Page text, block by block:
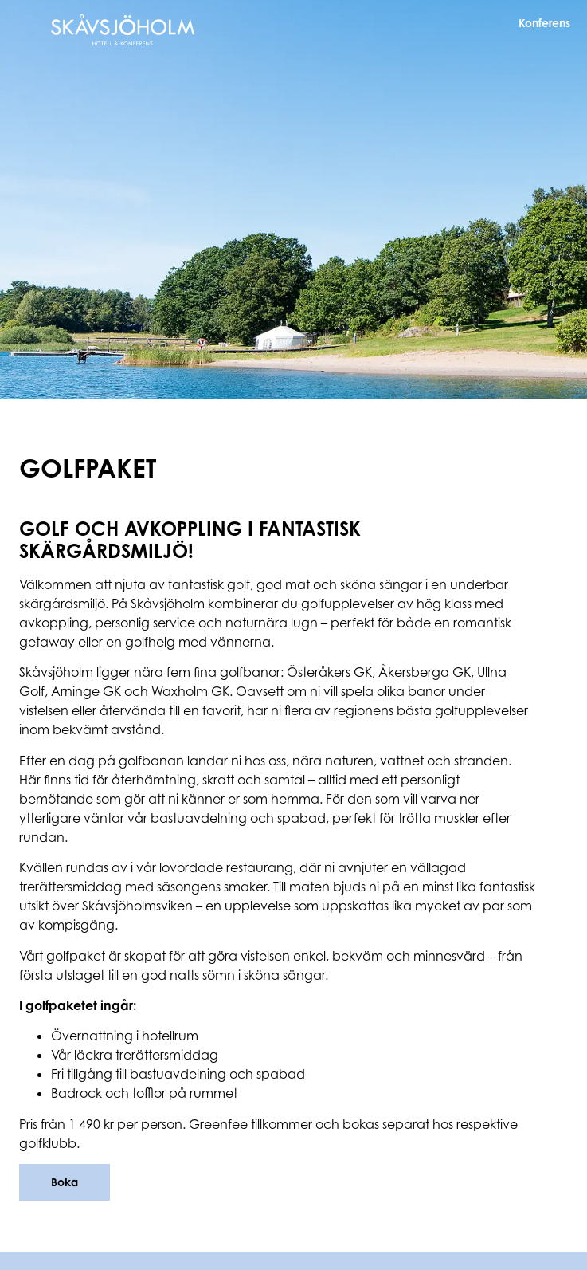
Konferens
GOLFPAKET
GOLF OCH AVKOPPLING I FANTASTISK
SKÄRGÅRDSMILJÖ!
Välkommen att njuta av fantastisk golf, god mat och sköna sängar i en underbar
skärgårdsmiljö. På Skåvsjöholm kombinerar du golfupplevelser av hög klass med
avkoppling, personlig service och naturnära lugn – perfekt för både en romantisk
getaway eller en golfhelg med vännerna.
Skåvsjöholm ligger nära fem fina golfbanor: Österåkers GK, Åkersberga GK, Ullna
Golf, Arninge GK och Waxholm GK. Oavsett om ni vill spela olika banor under
vistelsen eller återvända till en favorit, har ni flera av regionens bästa golfupplevelser
inom bekvämt avstånd.
Efter en dag på golfbanan landar ni hos oss, nära naturen, vattnet och stranden.
Här finns tid för återhämtning, skratt och samtal – alltid med ett personligt
bemötande som gör att ni känner er som hemma. För den som vill varva ner
ytterligare väntar vår bastuavdelning och spabad, perfekt för trötta muskler efter
rundan.
Kvällen rundas av i vår lovordade restaurang, där ni avnjuter en vällagad
trerättersmiddag med säsongens smaker. Till maten bjuds ni på en minst lika fantastisk
utsikt över Skåvsjöholmsviken – en upplevelse som uppskattas lika mycket av par som
av kompisgäng.
Vårt golfpaket är skapat för att göra vistelsen enkel, bekväm och minnesvärd – från
första utslaget till en god natts sömn i sköna sängar.
I golfpaketet ingår:
Övernattning i hotellrum
Vår läckra trerättersmiddag
Fri tillgång till bastuavdelning och spabad
Badrock och tofflor på rummet
Pris från 1 490 kr per person. Greenfee tillkommer och bokas separat hos respektive
golfklubb.
Boka